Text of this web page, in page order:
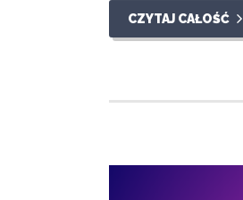
CZYTAJ CAŁOŚĆ